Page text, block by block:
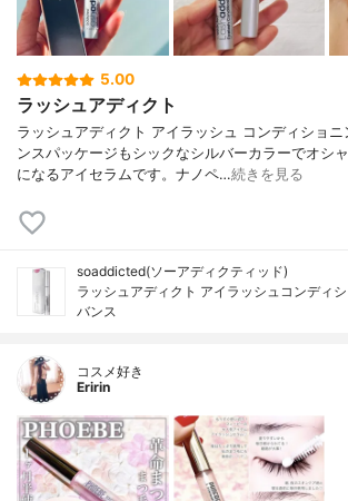
5.00
ラッシュアディクト
ラッシュアディクト アイラッシュ コンディショ
ンスパッケージもシックなシルバーカラーでオシ
になるアイセラムです。ナノペ…続きを見る
soaddicted(ソーアディクティッド)
ラッシュアディクト アイラッシュコンディ
バンス
コスメ好き
Eririn